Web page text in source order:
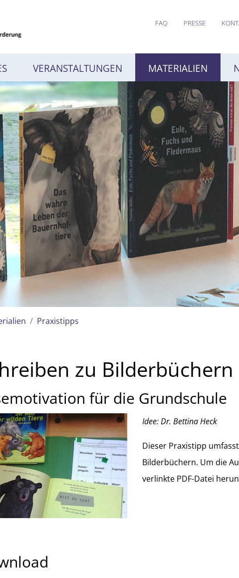
FAQ PRESSE
VERANSTALTUNGEN MATERIALIEN
Praxistipps
zu Bilderbüchern
für die Grundschule
Idee: Dr. Bettina Heck
Dieser Praxistipp
Bilderbüchern. Um die
verlinkte PDF-Datei